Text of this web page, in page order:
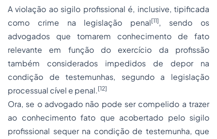
A violação ao sigilo profissional é, inclusive, tipificada
como crime na legislação penal[11], sendo os
advogados que tomarem conhecimento de fato
relevante em função do exercício da profissão
também considerados impedidos de depor na
condição de testemunhas, segundo a legislação
processual cível e penal. [12]
Ora, se o advogado não pode ser compelido a trazer
ao conhecimento fato que acobertado pelo sigilo
profissional sequer na condição de testemunha, que